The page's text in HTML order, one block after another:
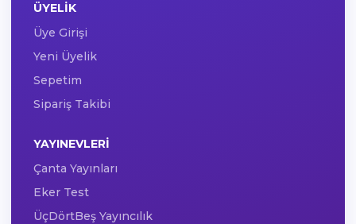
ÜYELIK
Üye Girişi
Yeni Üyelik
Sepetim
Sipariş Takibi
YAYINEVLERI
Çanta Yayınları
Eker Test
ÜçDörtBeş Yayıncılık